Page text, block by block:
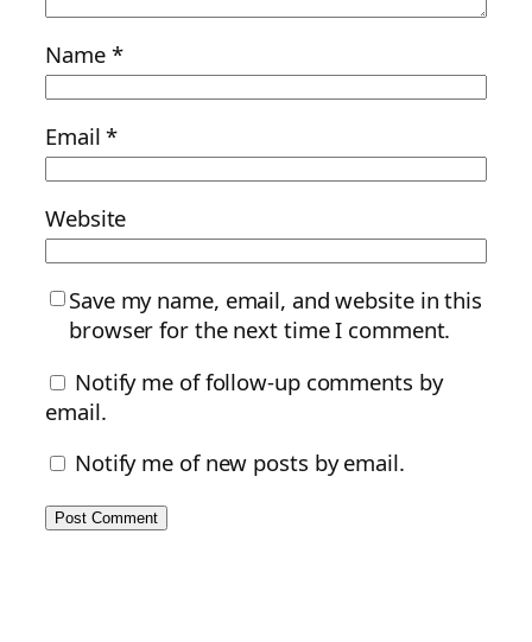
Name *
Email*
Website
Save my name, email, and website in this
browser for the next time I comment.
Notify me of follow-up comments by
email.
Notify me of new posts by email.